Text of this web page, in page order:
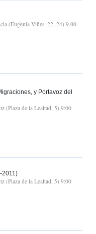
(Eugènia Viñes, 22, 24) 9.00
y Portavoz del
(Plaza de la Lealtad, 5) 9:00
2011)
(Plaza de la Lealtad, 5) 9:00